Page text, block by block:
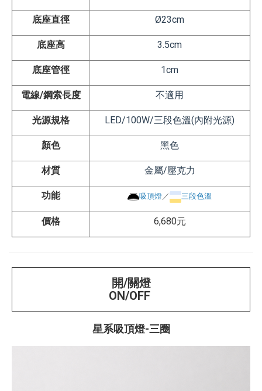
底座直徑 Ø23cm
底座高 3.5cm
底座管徑 1cm
電線/鋼索長度 不適用
光源規格 LED/100W/三段色溫(內附光源)
顏色 黑色
材質 金屬/壓克力
功能 吸頂燈／ 三段色溫
價格 6,680元
開/關燈
ON/OFF
星系吸頂燈-三圈